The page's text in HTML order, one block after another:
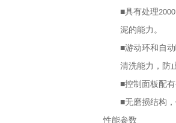
■具有处理
泥的能力。
■游动环和自
清洗能力，防
■控制面板配
■无磨损结构
性能参数